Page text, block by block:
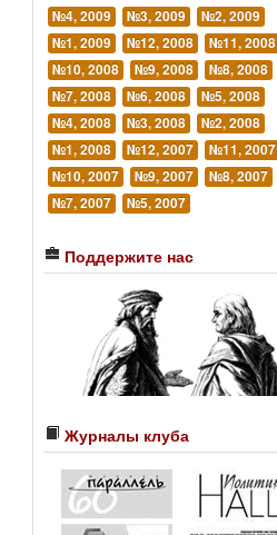
№4, 2009
№3, 2009
№2, 2009
№1, 2009
№12, 2008
№11, 2008
№10, 2008
№9, 2008
№8, 2008
№7, 2008
№6, 2008
№5, 2008
№4, 2008
№3, 2008
№2, 2008
№1, 2008
№12, 2007
№11, 2007
№10, 2007
№9, 2007
№8, 2007
№7, 2007
№5, 2007
Поддержите нас
Журналы клуба